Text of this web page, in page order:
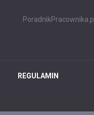
PoradnikPracownika.pl
REGULAMIN